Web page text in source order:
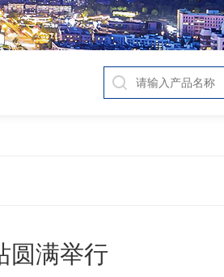
圆满举行